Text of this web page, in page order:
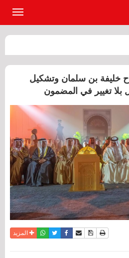
جناح خليفة بن سلمان وتشكيل
تغيير في المضمون
نسخة للطباعة
حفظ الموضوع
أرسل الى صديق
فيسبوكتويترواتسابالمزيد